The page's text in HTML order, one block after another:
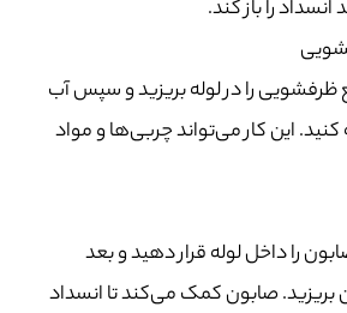
را باز کند.
ظرفشویی را در لوله بریزید و سپس آب
این کار می‌تواند چربی‌ها و مواد
را داخل لوله قرار دهید و بعد
بریزید. صابون کمک می‌کند تا انسداد